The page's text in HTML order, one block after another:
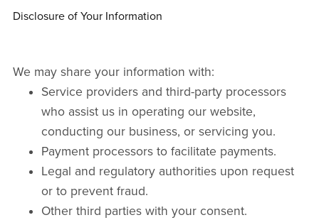
Disclosure of Your Information
We may share your information with:
Service providers and third-party processors
who assist us in operating our website,
conducting our business, or servicing you.
Payment processors to facilitate payments.
Legal and regulatory authorities upon request
or to prevent fraud.
Other third parties with your consent.